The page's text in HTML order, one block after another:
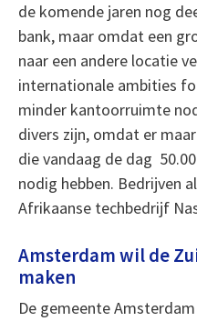
de komende jaren nog
bank, maar omdat een
naar een andere locatie
internationale ambities
minder kantoorruimte
divers zijn, omdat er
die vandaag de dag
nodig hebben. Bedrijven
Afrikaanse techbedrijf
Amsterdam wil de
maken
De gemeente